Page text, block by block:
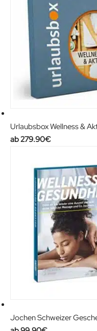
Urlaubsbox Wellness &
279.90€
Jochen Schweizer